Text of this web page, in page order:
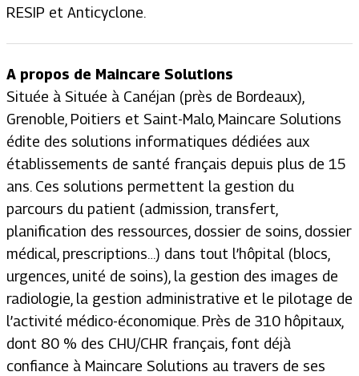
RESIP et Anticyclone.
A propos de Maincare Solutions
Située à Située à Canéjan (près de Bordeaux),
Grenoble, Poitiers et Saint-Malo, Maincare Solutions
édite des solutions informatiques dédiées aux
établissements de santé français depuis plus de 15
ans. Ces solutions permettent la gestion du
parcours du patient (admission, transfert,
planification des ressources, dossier de soins, dossier
médical, prescriptions…) dans tout l’hôpital (blocs,
urgences, unité de soins), la gestion des images de
radiologie, la gestion administrative et le pilotage de
l’activité médico-économique. Près de 310 hôpitaux,
dont 80 % des CHU/CHR français, font déjà
confiance à Maincare Solutions au travers de ses